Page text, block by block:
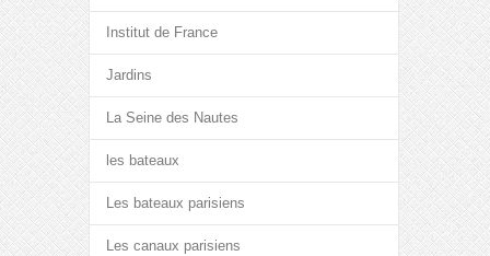
Institut de France
Jardins
La Seine des Nautes
les bateaux
Les bateaux parisiens
Les canaux parisiens